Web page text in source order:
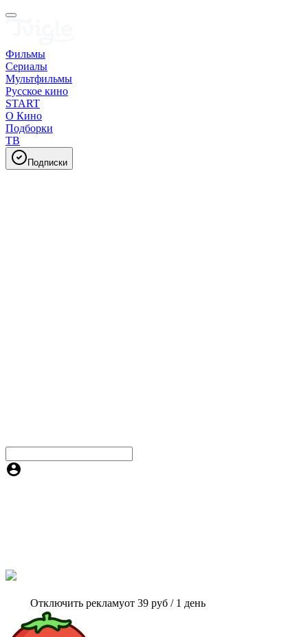
Фильмы
Сериалы
Мультфильмы
Русское кино
START
О Кино
Подборки
ТВ
Подписки
Отключить рекламуот 39 руб / 1 день